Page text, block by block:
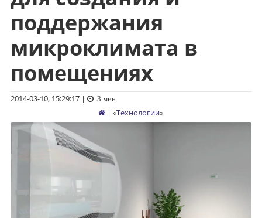
поддержания
микроклимата в
помещениях
2014-03-10, 15:29:17| 3 мин
| «Технологии»